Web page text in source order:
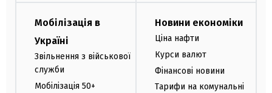
Мобілізація в
Україні
Звільнення з військової
служби
Мобілізація 50+
Новини економіки
Ціна нафти
Курси валют
Фінансові новини
Тарифи на комунальні